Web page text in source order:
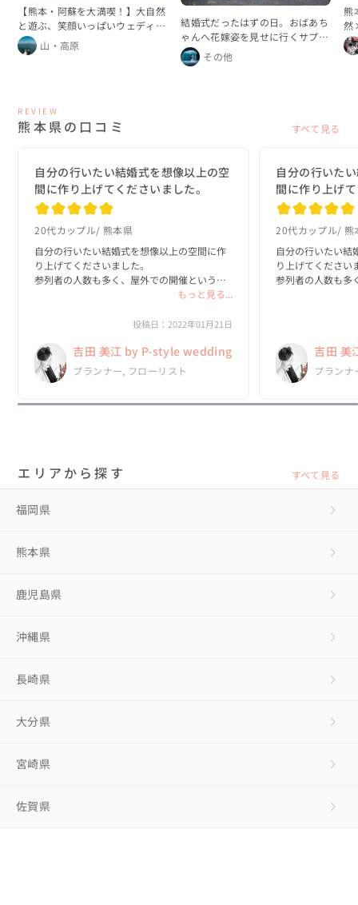
【熊本・阿蘇を大満喫！】大自然
と遊ぶ、笑顔いっぱいウェディン
グフォト山・高原
結婚式だったはずの日。おばあち
ゃんへ花嫁姿を見せに行くサプラ
イズ企画その他
熊
然
REVIEW
熊本県の口コミ すべて見る
自分の行いたい結婚式を想像以上の空
間に作り上げてくださいました。
20代カップル 熊本県
自分の行いたい結婚式を想像以上の空間に作
り上げてくださいました。
参列者の人数も多く、屋外での開催というこ
ともあり、一般的な結婚式の準備とはまた違
がしっかりとサポートしてくださり、丁寧に
もっと見る...
投稿日：2022年01月21日
吉田 美江 by P-style wedding
プランナー, フローリスト
自分の行いた
間に作り上げ
20代カップル 熊
自分の行いたい結
り上げてください
参列者の人数も多
吉田
プランナ
エリアから探す すべて見る
福岡県
熊本県
鹿児島県
沖縄県
長崎県
大分県
宮崎県
佐賀県